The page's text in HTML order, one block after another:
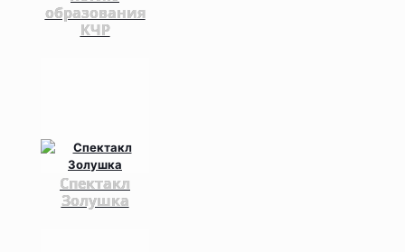
образования
КЧР
Спектакл
Золушка